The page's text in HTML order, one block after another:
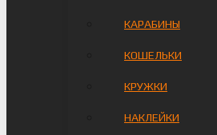
КАРАБИНЫ
КОШЕЛЬКИ
КРУЖКИ
НАКЛЕЙКИ